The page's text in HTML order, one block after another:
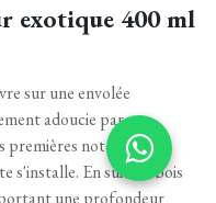
exotique 400 ml
sur une envolée
adoucie par une
premières notes, une
s'installe. En suite le bois